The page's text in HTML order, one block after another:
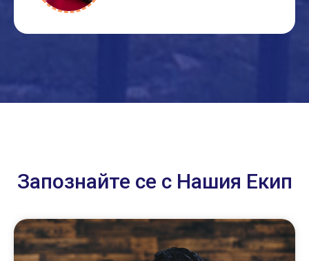
Запознайте се с Нашия Екип